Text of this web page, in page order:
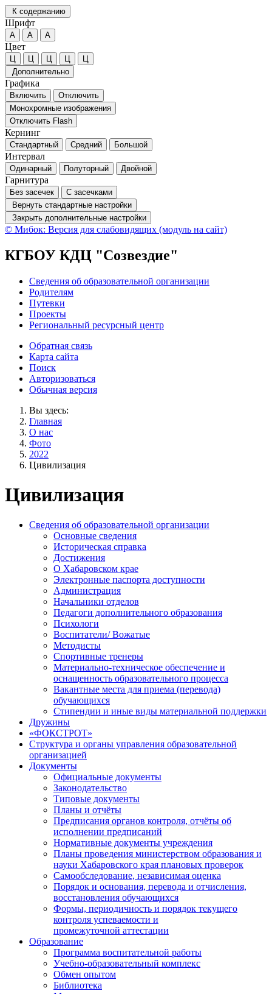
К содержанию
Шрифт
А А А
Цвет
Ц Ц Ц Ц
Ц
Дополнительно
Графика
Включить
Отключить
Монохромные изображения
Отключить Flash
Кернинг
Стандартный Средний Большой
Интервал
Одинарный Полуторный Двойной
Гарнитура
Без засечек
С засечками
Вернуть стандартные настройки
Закрыть дополнительные настройки
© Мибок: Версия для слабовидящих (модуль на сайт)
КГБОУ КДЦ "Созвездие"
Сведения об образовательной организации
Родителям
Путевки
Проекты
Региональный ресурсный центр
Обратная связь
Карта сайта
Поиск
Авторизоваться
Обычная версия
Вы здесь:
Главная
О нас
Фото
2022
Цивилизация
Цивилизация
Сведения об образовательной организации
Основные сведения
Историческая справка
Достижения
О Хабаровском крае
Электронные паспорта доступности
Администрация
Начальники отделов
Педагоги дополнительного образования
Психологи
Воспитатели/ Вожатые
Методисты
Спортивные тренеры
Материально-техническое обеспечение и
оснащенность образовательного процесса
Вакантные места для приема (перевода)
обучающихся
Стипендии и иные виды материальной поддержки
Дружины
«ФОКСТРОТ»
Структура и органы управления образовательной
организацией
Документы
Официальные документы
Законодательство
Типовые документы
Планы и отчёты
Предписания органов контроля, отчёты об
исполнении предписаний
Нормативные документы учреждения
Планы проведения министерством образования и
науки Хабаровского края плановых проверок
Самообследование, независимая оценка
Порядок и основания, перевода и отчисления,
восстановления обучающихся
Формы, периодичность и порядок текущего
контроля успеваемости и
промежуточной аттестации
Образование
Программа воспитательной работы
Учебно-образовательный комплекс
Обмен опытом
Библиотека